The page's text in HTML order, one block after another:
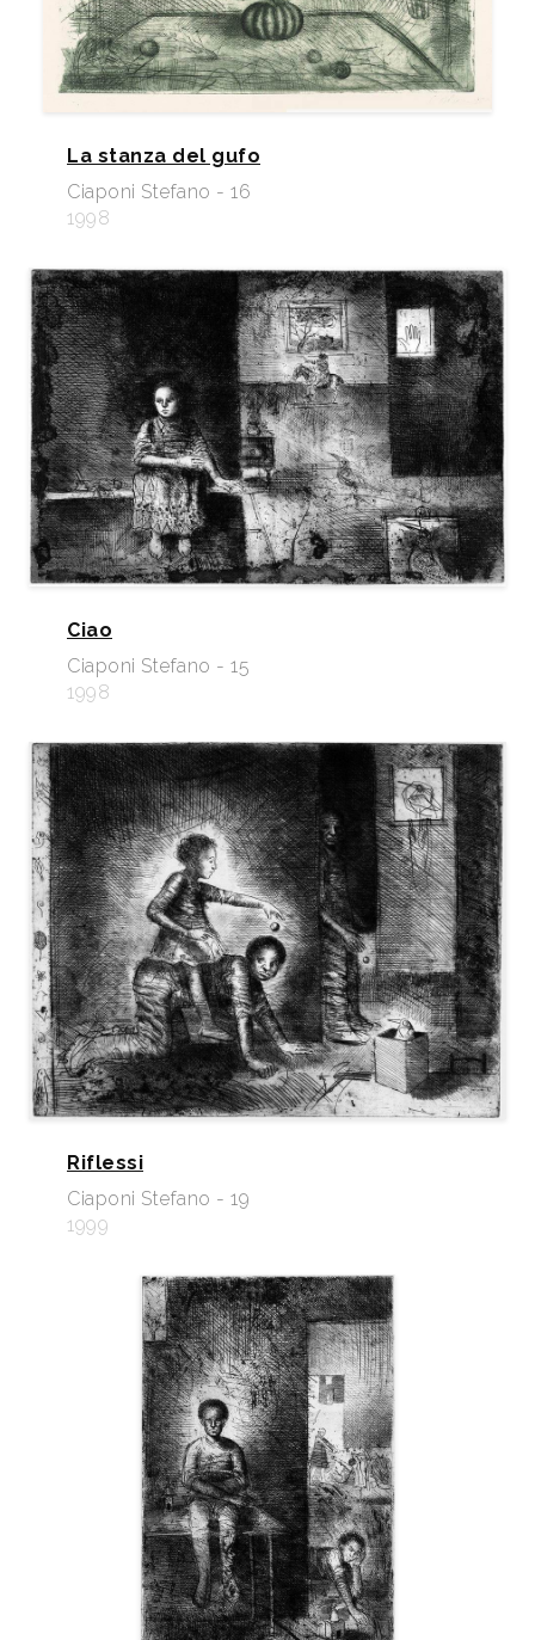
La stanza del gufo
Ciaponi Stefano - 16
1998
Ciao
Ciaponi Stefano - 15
1998
Riflessi
Ciaponi Stefano - 19
1999